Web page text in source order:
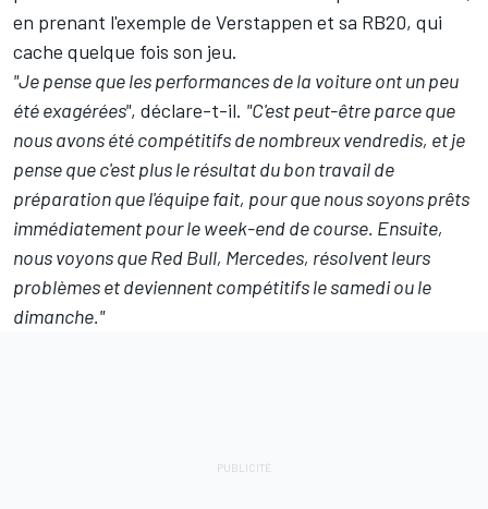
en prenant l'exemple de Verstappen et sa RB20, qui
cache quelque fois son jeu.
"Je pense que les performances de la voiture ont un peu
été exagérées", déclare-t-il. "C'est peut-être parce que
nous avons été compétitifs de nombreux vendredis, et je
pense que c'est plus le résultat du bon travail de
préparation que l'équipe fait, pour que nous soyons prêts
immédiatement pour le week-end de course. Ensuite,
nous voyons que Red Bull, Mercedes, résolvent leurs
problèmes et deviennent compétitifs le samedi ou le
dimanche."